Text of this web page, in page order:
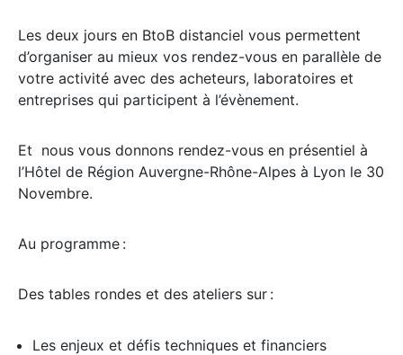
Les deux jours en BtoB distanciel vous permettent
d’organiser au mieux vos rendez-vous en parallèle de
votre activité avec des acheteurs, laboratoires et
entreprises qui participent à l’évènement.
Et nous vous donnons rendez-vous en présentiel à
l’Hôtel de Région Auvergne-Rhône-Alpes à Lyon le 30
Novembre.
Au programme :
Des tables rondes et des ateliers sur :
Les enjeux et défis techniques et financiers